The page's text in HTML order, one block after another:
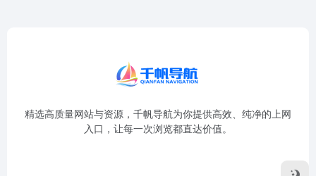
精选高质量网站与资源，千帆导航为你提供高效、纯净的上网
入口，让每一次浏览都直达价值。